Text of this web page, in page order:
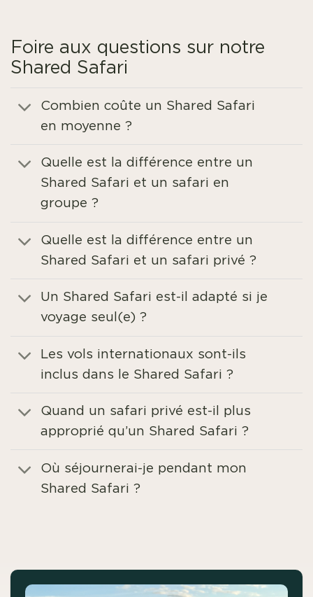
Foire aux questions sur notre
Shared Safari
Combien coûte un Shared Safari
en moyenne ?
Quelle est la différence entre un
Shared Safari et un safari en
groupe ?
Quelle est la différence entre un
Shared Safari et un safari privé ?
Un Shared Safari est-il adapté si je
voyage seul(e) ?
Les vols internationaux sont-ils
inclus dans le Shared Safari ?
Quand un safari privé est-il plus
approprié qu’un Shared Safari ?
Où séjournerai-je pendant mon
Shared Safari ?